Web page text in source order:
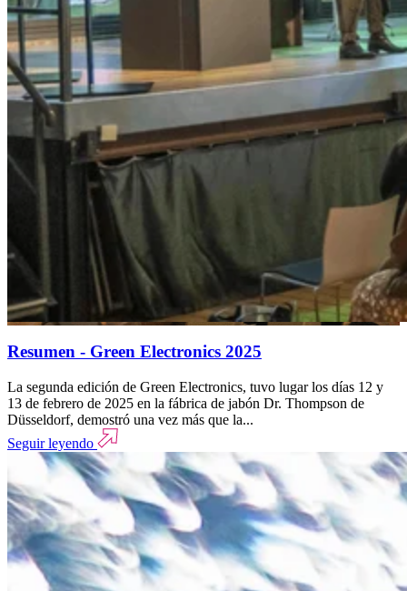
Resumen - Green Electronics 2025
La segunda edición de Green Electronics, tuvo lugar los días 12 y
13 de febrero de 2025 en la fábrica de jabón Dr. Thompson de
Düsseldorf, demostró una vez más que la...
Seguir leyendo